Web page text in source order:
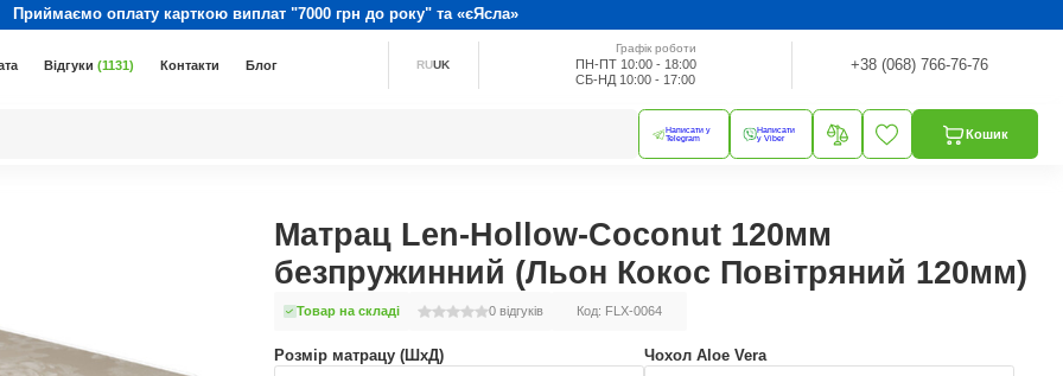
Приймаємо оплату карткою виплат "7000 грн до року" та «єЯсла»
Відгуки(1131) Контакти Блог RUUK
Графік роботи
ПН-ПТ 10:00 - 18:00
СБ-НД 10:00 - 17:00
+38 (068) 766-76-76
Написати у
Telegram
Написати
у Viber
Кошик
Матрац Len-Hollow-Coconut 120мм
безпружинний (Льон Кокос Повітряний 120мм)
Товар на складі 0 відгуків Код: FLX-0064
Розмір матрацу (ШхД) Чохол Aloe Vera